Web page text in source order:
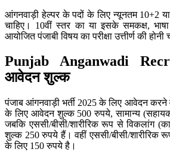
आंगनवाड़ी हेल्पर के पदों के लिए न्यूनतम 10+2
चाहिए। 10वीं स्तर का या इसके समकक्ष, भाषा
आयोजित पंजाबी विषय का परीक्षा उत्तीर्ण की होनी
Punjab Anganwadi
आवेदन शुल्क
पंजाब आंगनवाड़ी भर्ती 2025 के लिए आवेदन करने
के लिए आवेदन शुल्क 500 रुपये, सामान्य
जबकि एससी/बीसी/शारीरिक रूप से विकलांग
शुल्क 250 रुपये हैं। वहीं एससी/बीसी/शारीरिक
के लिए 150 रुपये है।